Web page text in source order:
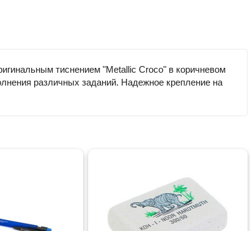
тиснением "Metallic Croco" в коричневом
различных заданий. Надежное крепление на